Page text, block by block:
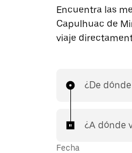
Encuentra las
Capulhuac de
viaje
¿De
¿A dónde
Fecha